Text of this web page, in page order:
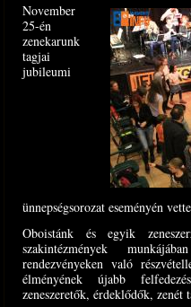
November
25-én
zenekarunk
tagjai
jubileumi
ünnepségsorozat eseményén
Oboistánk és egyik
szakintézmények
rendezvényeken való
élményének újabb
zeneszeretők, érdeklődők, zenét